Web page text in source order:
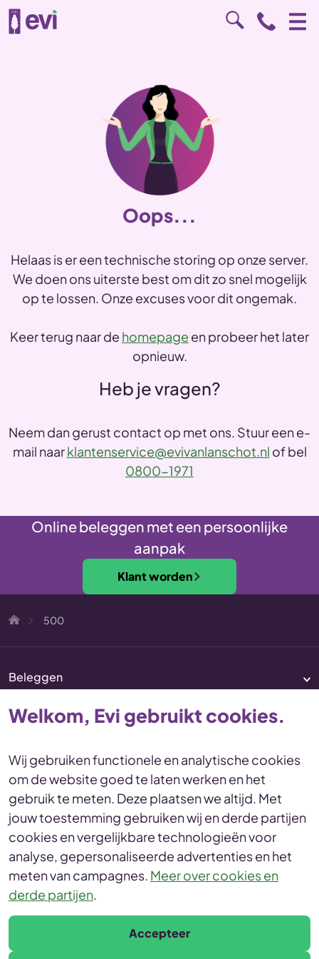
Oops...
Helaas is er een technische storing op onze server.
We doen ons uiterste best om dit zo snel mogelijk
op te lossen. Onze excuses voor dit ongemak.
Keer terug naar de homepage en probeer het later
opnieuw.
Heb je vragen?
Neem dan gerust contact op met ons. Stuur een e-
mail naarklantenservice@evivanlanschot.nl of bel
0800-1971
Online beleggen met een persoonlijke
aanpak
Klant worden
500
Beleggen
Vermogenscoaching
DisclaimerVoorwaarden
Privacy en cookies Statement
Toegankelijkheid Duurzaamheid
Duurzaamheidsinformatie
Duurzaamheidsprofiel
© Evi van Lanschot
Welkom, Evi gebruikt cookies.
Wij gebruiken functionele en analytische cookies
om de website goed te laten werken en het
gebruik te meten. Deze plaatsen we altijd. Met
jouw toestemming gebruiken wij en derde partijen
cookies en vergelijkbare technologieën voor
analyse, gepersonaliseerde advertenties en het
meten van campagnes. Meer over cookies en
derde partijen.
Accepteer